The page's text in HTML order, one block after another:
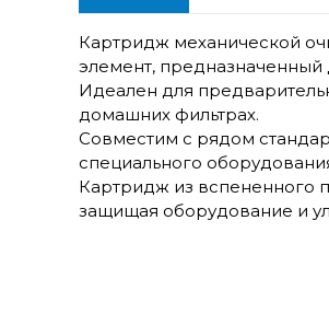
Картридж механической
элемент, предназначенный
Идеален для
домашних фильтрах.
Совместим с рядом
специального
Картридж из вспененного
защищая оборудование и